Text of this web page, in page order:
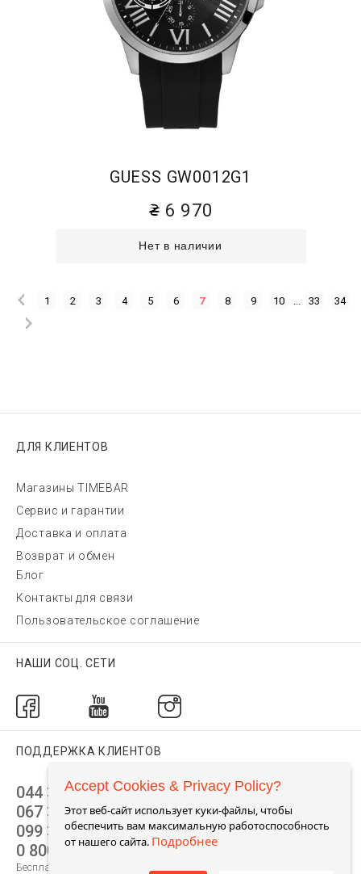
GUESS GW0012G1
6 970
Нет в наличии
1 2 3 4 5 6 7 8 9 10 33 34
ДЛЯ КЛИЕНТОВ
Магазины TIMEBAR
Сервис и гарантии
Доставка и оплата
Возврат и обмен
Блог
Контакты для связи
Пользовательское соглашение
НАШИ СОЦ. СЕТИ
ПОДДЕРЖКА КЛИЕНТОВ
044 392 44 45
067 344 14 44 (viber)
099 399 23 80
0 800 305 805
Бесплатно по Украине
Accept Cookies & Privacy Policy?
Этот веб-сайт использует куки-файлы, чтобы
обеспечить вам максимальную работоспособность
от нашего сайта. Подробнее